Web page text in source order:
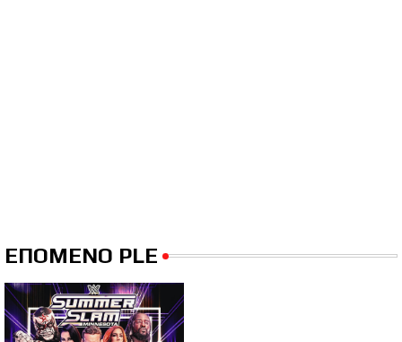
ΕΠΟΜΕΝΟ PLE